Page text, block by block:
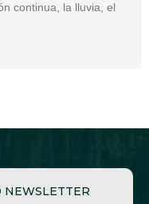
continua, la lluvia, el
NEWSLETTER